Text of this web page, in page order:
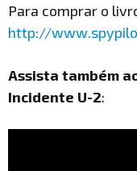
Para comprar o
http://
Assista também
Incidente U-2: